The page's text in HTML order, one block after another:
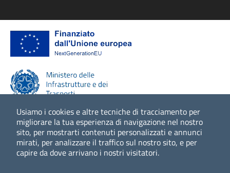
Usiamo i cookies e altre tecniche di tracciamento per
migliorare la tua esperienza di navigazione nel nostro
sito, per mostrarti contenuti personalizzati e annunci
mirati, per analizzare il traffico sul nostro sito, e per
capire da dove arrivano i nostri visitatori.
Scopri di più